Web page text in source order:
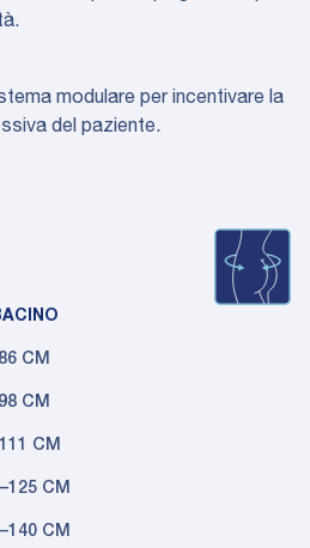
modulare per incentivare la
del paziente.
CM
CM
CM
CM
CM